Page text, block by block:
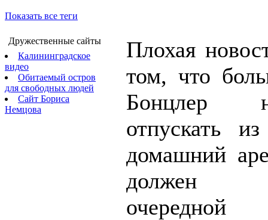
Показать все теги
Дружественные сайты
Калининградское
видео
Обитаемый остров
для свободных людей
Сайт Бориса
Немцова
Плохая
том, что
Бонцлер
отпускать
домашний
должен